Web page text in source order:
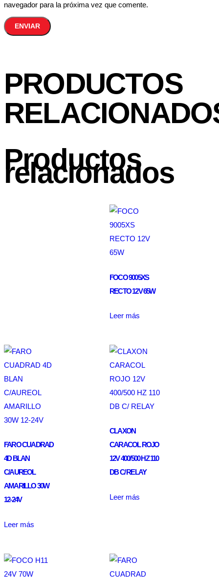
navegador para la próxima vez que comente.
PRODUCTOS
Productos
relacionados
FOCO 9005XS
RECTO 12V 65W
Leer más
FARO CUADRAD
4D BLAN
C/AUREOL
AMARILLO 30W
12-24V
Leer más
CLAXON
CARACOL ROJO
12V 400/500 HZ 110
DB C/ RELAY
Leer más